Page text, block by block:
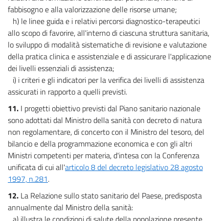
fabbisogno e alla valorizzazione delle risorse umane;
h) le linee guida e i relativi percorsi diagnostico-terapeutici
allo scopo di favorire, all'interno di ciascuna struttura sanitaria,
lo sviluppo di modalità sistematiche di revisione e valutazione
della pratica clinica e assistenziale e di assicurare l'applicazione
dei livelli essenziali di assistenza;
i) i criteri e gli indicatori per la verifica dei livelli di assistenza
assicurati in rapporto a quelli previsti.
11. I progetti obiettivo previsti dal Piano sanitario nazionale
sono adottati dal Ministro della sanità con decreto di natura
non regolamentare, di concerto con il Ministro del tesoro, del
bilancio e della programmazione economica e con gli altri
Ministri competenti per materia, d'intesa con la Conferenza
unificata di cui all'articolo 8 del decreto legislativo 28 agosto
1997, n.281.
12. La Relazione sullo stato sanitario del Paese, predisposta
annualmente dal Ministro della sanità: